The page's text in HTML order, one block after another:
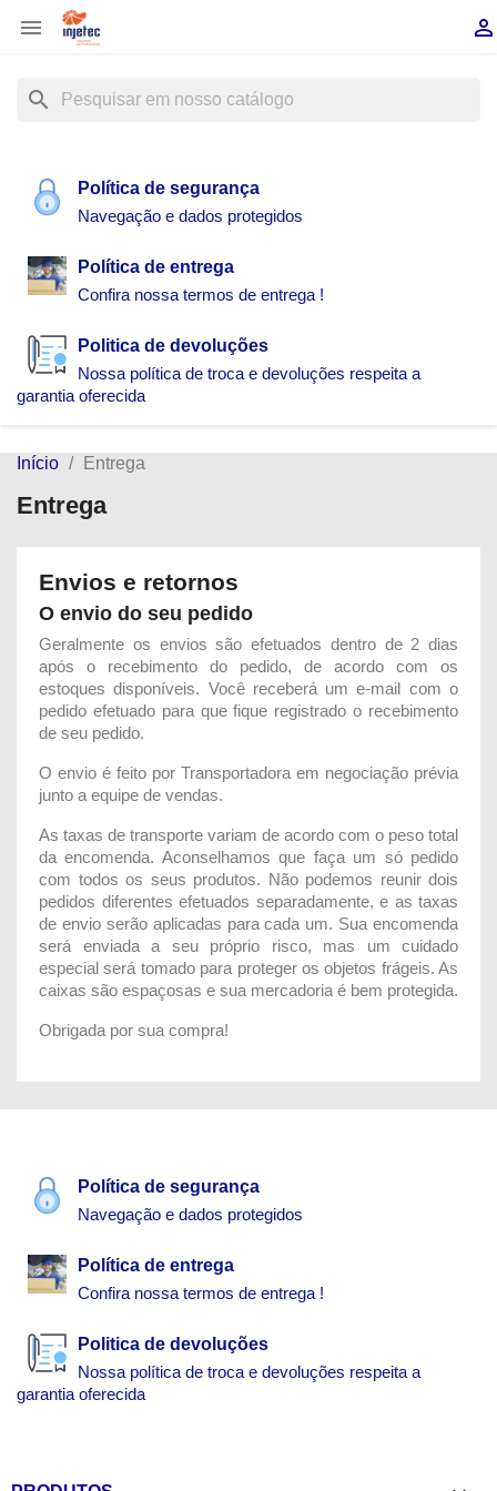
 
search
Política de segurança
Navegação e dados protegidos
Política de entrega
Confira nossa termos de entrega !
Politica de devoluções
Nossa política de troca e devoluções respeita a
garantia oferecida
Início Entrega
Entrega
Envios e retornos
O envio do seu pedido
Geralmente os envios são efetuados dentro de 2 dias
após o recebimento do pedido, de acordo com os
estoques disponíveis. Você receberá um e-mail com o
pedido efetuado para que fique registrado o recebimento
de seu pedido.
O envio é feito por Transportadora em negociação prévia
junto a equipe de vendas.
As taxas de transporte variam de acordo com o peso total
da encomenda. Aconselhamos que faça um só pedido
com todos os seus produtos. Não podemos reunir dois
pedidos diferentes efetuados separadamente, e as taxas
de envio serão aplicadas para cada um. Sua encomenda
será enviada a seu próprio risco, mas um cuidado
especial será tomado para proteger os objetos frágeis. As
caixas são espaçosas e sua mercadoria é bem protegida.
Obrigada por sua compra!
Política de segurança
Navegação e dados protegidos
Política de entrega
Confira nossa termos de entrega !
Politica de devoluções
Nossa política de troca e devoluções respeita a
garantia oferecida